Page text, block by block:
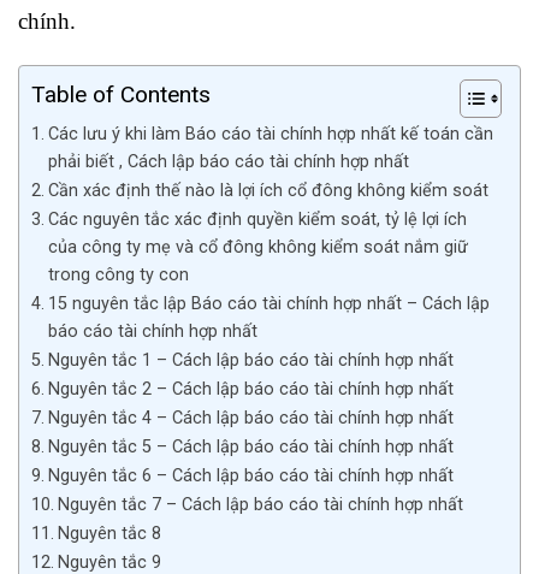
chính.
Table of Contents
Các lưu ý khi làm Báo cáo tài chính hợp nhất kế toán cần
phải biết , Cách lập báo cáo tài chính hợp nhất
Cần xác định thế nào là lợi ích cổ đông không kiểm soát
Các nguyên tắc xác định quyền kiểm soát, tỷ lệ lợi ích
của công ty mẹ và cổ đông không kiểm soát nắm giữ
trong công ty con
15 nguyên tắc lập Báo cáo tài chính hợp nhất – Cách lập
báo cáo tài chính hợp nhất
Nguyên tắc 1 – Cách lập báo cáo tài chính hợp nhất
Nguyên tắc 2 – Cách lập báo cáo tài chính hợp nhất
Nguyên tắc 4 – Cách lập báo cáo tài chính hợp nhất
Nguyên tắc 5 – Cách lập báo cáo tài chính hợp nhất
Nguyên tắc 6 – Cách lập báo cáo tài chính hợp nhất
Nguyên tắc 7 – Cách lập báo cáo tài chính hợp nhất
Nguyên tắc 8
Nguyên tắc 9